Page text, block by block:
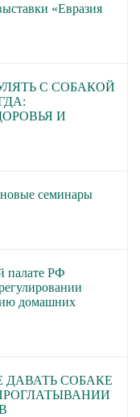
«Евразия
С СОБАКОЙ
И
семинары
палате РФ
домашних
ДАВАТЬ СОБАКЕ